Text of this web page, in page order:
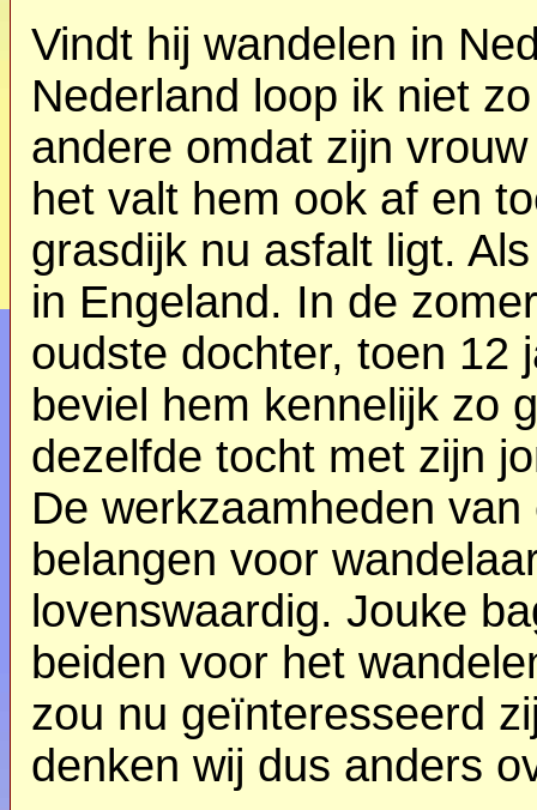
Vindt hij wandelen in
Nederland loop ik niet
andere omdat zijn
het valt hem ook af en
grasdijk nu asfalt ligt.
in Engeland. In de
oudste dochter, toen 12
beviel hem kennelijk zo
dezelfde tocht met zijn
De werkzaamheden
belangen voor
lovenswaardig. Jouke
beiden voor het
zou nu geïnteresseerd
denken wij dus anders